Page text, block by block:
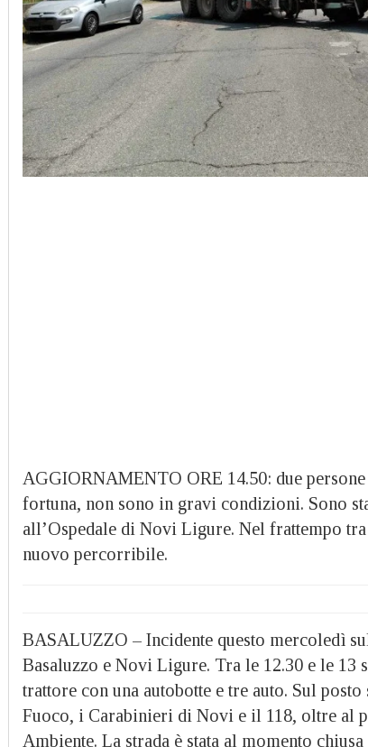
AGGIORNAMENTO ORE 14.50: due
fortuna, non sono in gravi condizioni. Sono
all’Ospedale di Novi Ligure. Nel frattempo
nuovo percorribile.
BASALUZZO – Incidente questo mercoledì
Basaluzzo e Novi Ligure. Tra le 12.30 e le 13
trattore con una autobotte e tre auto. Sul
Fuoco, i Carabinieri di Novi e il 118, oltre al
Ambiente. La strada è stata al momento